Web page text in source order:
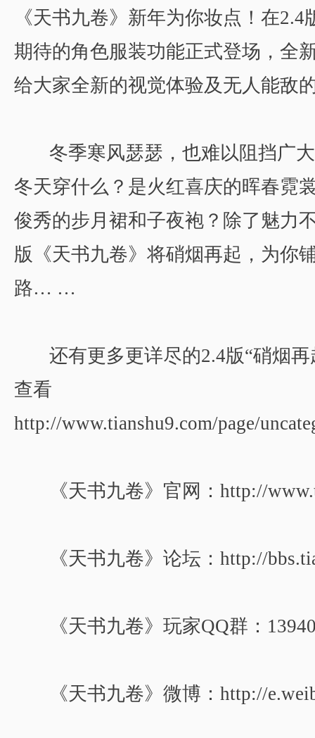
《天书九卷》新年为你妆点！在2.4
期待的角色服装功能正式登场，全
给大家全新的视觉体验及无人能
冬季寒风瑟瑟，也难以阻挡广
冬天穿什么？是火红喜庆的晖春霓
俊秀的步月裙和子夜袍？除了魅力
版《天书九卷》将硝烟再起，为你
路… …
还有更多更详尽的2.4版“硝烟
查看
http://www.tianshu9.com/page/
《天书九卷》官网：http://
《天书九卷》论坛：http://
《天书九卷》玩家QQ群：
《天书九卷》微博：http://